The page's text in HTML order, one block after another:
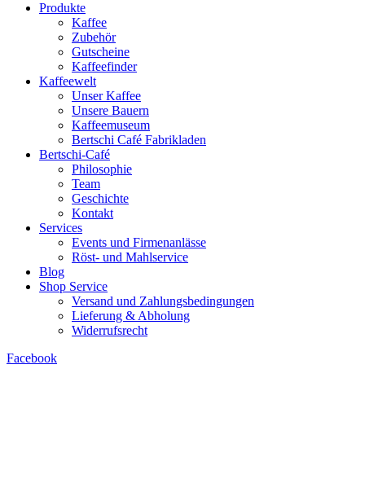
Produkte
Kaffee
Zubehör
Gutscheine
Kaffeefinder
Kaffeewelt
Unser Kaffee
Unsere Bauern
Kaffeemuseum
Bertschi Café Fabrikladen
Bertschi-Café
Philosophie
Team
Geschichte
Kontakt
Services
Events und Firmenanlässe
Röst- und Mahlservice
Blog
Shop Service
Versand und Zahlungsbedingungen
Lieferung & Abholung
Widerrufsrecht
Facebook